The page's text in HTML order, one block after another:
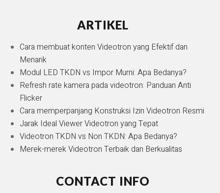
ARTIKEL
Cara membuat konten Videotron yang Efektif dan
Menarik
Modul LED TKDN vs Impor Murni: Apa Bedanya?
Refresh rate kamera pada videotron: Panduan Anti
Flicker
Cara memperpanjang Konstruksi Izin Videotron Resmi
Jarak Ideal Viewer Videotron yang Tepat
Videotron TKDN vs Non TKDN: Apa Bedanya?
Merek-merek Videotron Terbaik dan Berkualitas
CONTACT INFO